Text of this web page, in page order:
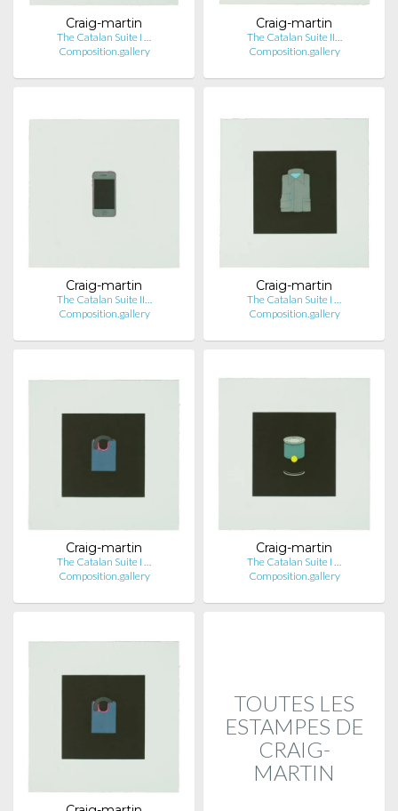
Craig-martin
The Catalan Suite I …
Composition.gallery
Craig-martin
The Catalan Suite II…
Composition.gallery
Craig-martin
The Catalan Suite II…
Composition.gallery
Craig-martin
The Catalan Suite I …
Composition.gallery
Craig-martin
The Catalan Suite I …
Composition.gallery
Craig-martin
The Catalan Suite I …
Composition.gallery
TOUTES LES
ESTAMPES DE
CRAIG-
MARTIN